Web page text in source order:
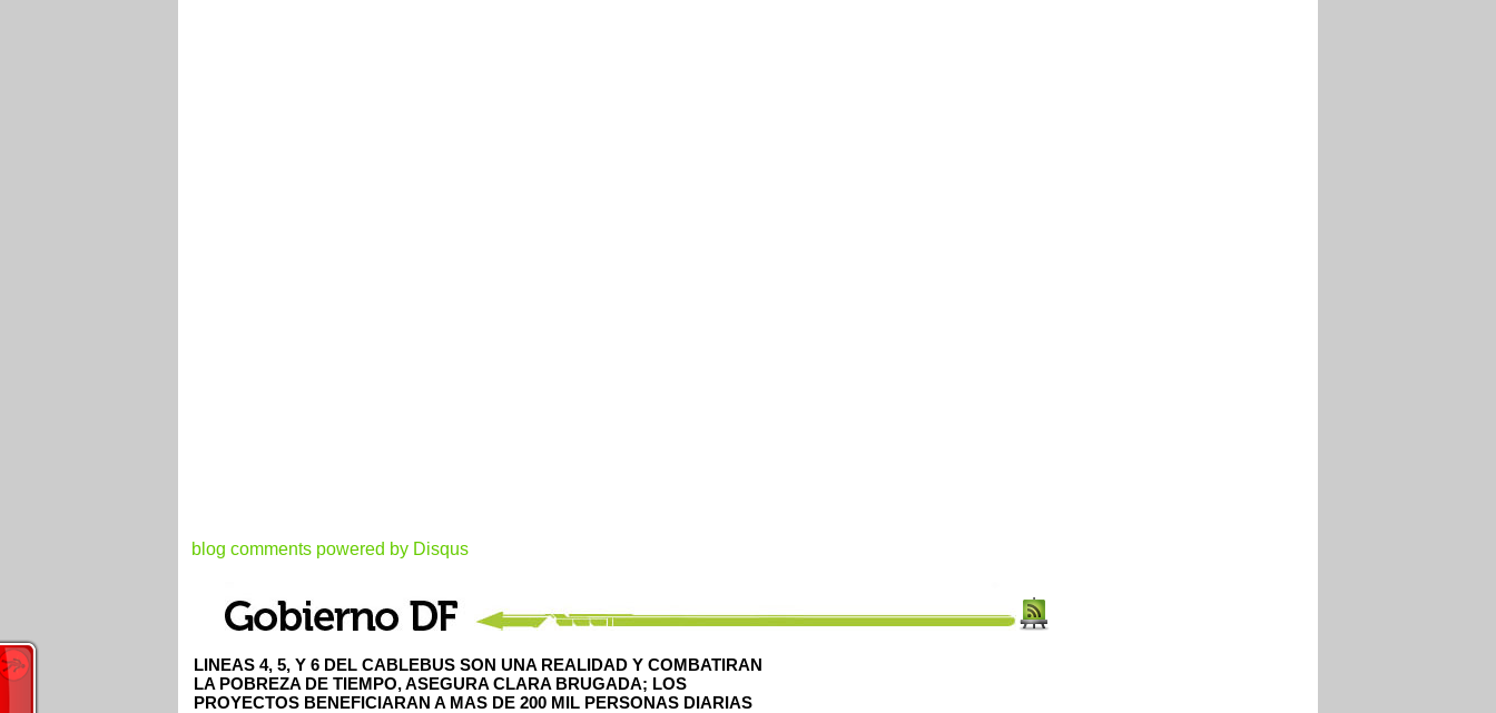
blog comments powered by Disqus
LINEAS 4, 5, Y 6 DEL CABLEBUS SON UNA REALIDAD Y COMBATIRAN
LA POBREZA DE TIEMPO, ASEGURA CLARA BRUGADA; LOS
PROYECTOS BENEFICIARAN A MAS DE 200 MIL PERSONAS DIARIAS